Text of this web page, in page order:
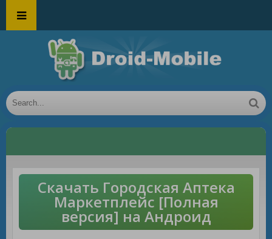
Скачать Городская Аптека
Маркетплейс [Полная
версия] на Андроид